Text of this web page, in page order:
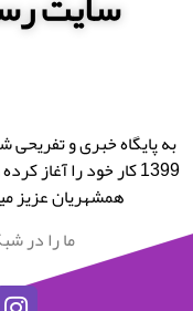
به پایگاه خبری و
1399 کار خود را
همشهریان عزیز
ما را در